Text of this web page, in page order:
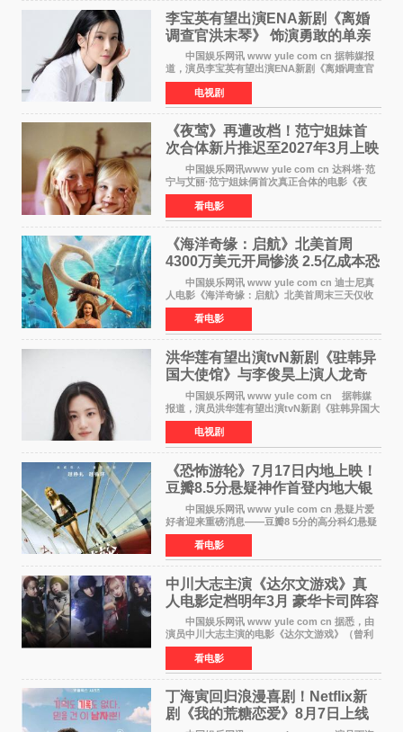
李宝英有望出演ENA新剧《离婚
调查官洪末琴》 饰演勇敢的单亲
妈妈家事调查官
中国娱乐网讯 www yule com cn 据韩媒报
道，演员李宝英有望出演ENA新剧《离婚调查官
洪末琴》女主角，引发观众期待。 李宝英在
剧中饰演家庭法院家事调查官洪末琴一角——即
使在极限状况
电视剧
《夜莺》再遭改档！范宁姐妹首
次合体新片推迟至2027年3月上映
中国娱乐网讯www yule com cn 达科塔·范
宁与艾丽·范宁姐妹俩首次真正合体的电影《夜
莺》再度改档，从原定的2027年2月12日推迟至
同年3月19日北美上映，片方希望借此利用春假档
期争取更多年轻
看电影
《海洋奇缘：启航》北美首周
4300万美元开局惨淡 2.5亿成本恐
巨亏1亿
中国娱乐网讯 www yule com cn 迪士尼真
人电影《海洋奇缘：启航》北美首周末三天仅收
4300万美元（开画3827馆），中国内地首周票房
仅840万元人民币，全球开画票房约9500万美
元，远低于业内
看电影
洪华莲有望出演tvN新剧《驻韩异
国大使馆》与李俊昊上演人龙奇
幻罗曼史
中国娱乐网讯 www yule com cn 据韩媒
报道，演员洪华莲有望出演tvN新剧《驻韩异国大
使馆》女主角，与李俊昊合作，引发观众期
待。 该剧讲述了一位因管理驻韩异国大使馆
（负责管理居住在大
电视剧
《恐怖游轮》7月17日内地上映！
豆瓣8.5分悬疑神作首登内地大银
中国娱乐网讯 www yule com cn 悬疑片爱
好者迎来重磅消息——豆瓣8 5分的高分科幻悬疑
电影《恐怖游轮》正式宣布定档7月17日在内地上
映。这部由英国导演克里斯托弗·史密斯执导、惊
悚片女王梅
看电影
中川大志主演《达尔文游戏》真
人电影定档明年3月 豪华卡司阵容
公开
中国娱乐网讯 www yule com cn 据悉，由
演员中川大志主演的电影《达尔文游戏》（曾利
文彦执导）将于明年3月12日上映，该消息于7月9
日公布。 本片为累计发行量突破1000万册的
同名漫画的真
看电影
丁海寅回归浪漫喜剧！Netflix新
剧《我的荒糖恋爱》8月7日上线